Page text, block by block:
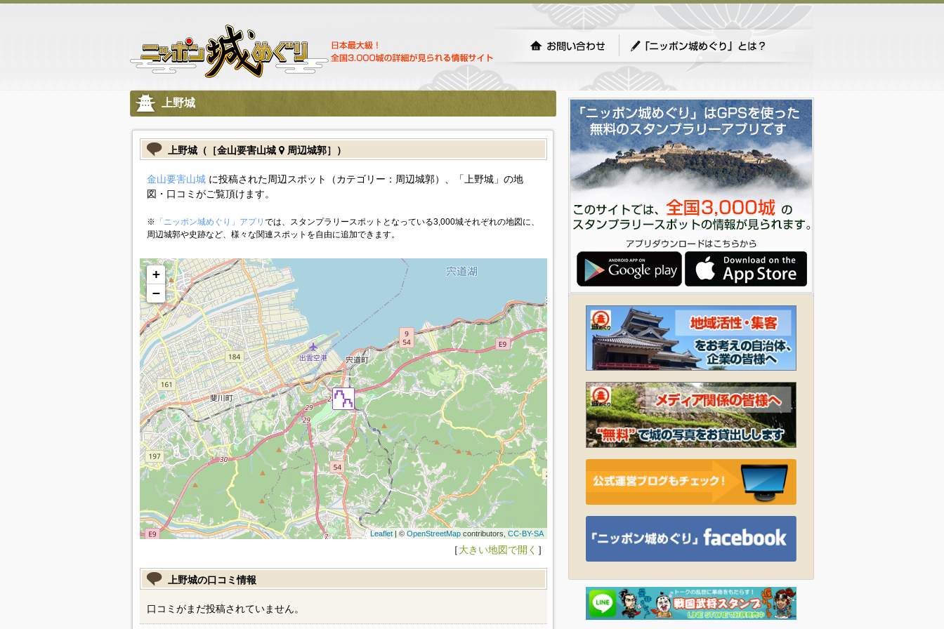
上野城
上野城（［金山要害山城 周辺城郭］）
金山要害山城に投稿された周辺スポット（カテゴリー：周辺城郭）、「上野城」の地
図・口コミがご覧頂けます。
※ 「ニッポン城めぐり」アプリ では、スタンプラリースポットとなっている3,000城それぞれの地図に、
周辺城郭や史跡など、様々な関連スポットを自由に追加できます。
+
−
Leaflet| ©OpenStreetMapcontributors, CC-BY-SA
［大きい地図で開く ］
上野城の口コミ情報
口コミがまだ投稿されていません。